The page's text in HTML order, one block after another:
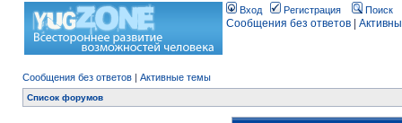
Вход Регистрация Поиск
Сообщения без ответов
Сообщения без ответов | Активные темы
Список форумов